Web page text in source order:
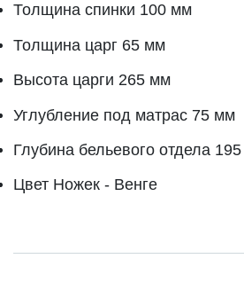
Толщина спинки 100 мм
Толщина царг 65 мм
Высота царги 265 мм
Углубление под матрас 75 мм
Глубина бельевого отдела
Цвет Ножек - Венге